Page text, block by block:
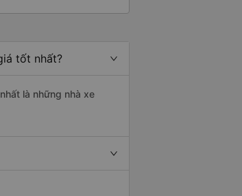
tốt nhất?
là những nhà xe